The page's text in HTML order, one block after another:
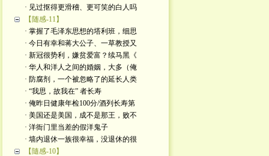
· 见过抠得更滑稽、更可笑的白人吗
【随感-11】
· 掌握了毛泽东思想的塔利班，细思
· 今日有幸和蒋大公子、一草教授又
· 新冠很势利，嫌贫爱富？续马黑《
· 华人和洋人之间的婚姻，大多（俺
· 防腐剂，一个被忽略了的延长人类
· “我思，故我在” 者长寿
· 俺昨日健康年检100分/酒列长寿第
· 美国还是美国，成不是那王，败不
· 洋衙门里当差的假洋鬼子
· 墙内退休一族很幸福，没退休的很
【隨感-10】